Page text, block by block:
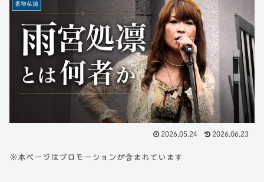
書物私論
2026.05.24 2026.06.23
※本ページはプロモーションが含まれています